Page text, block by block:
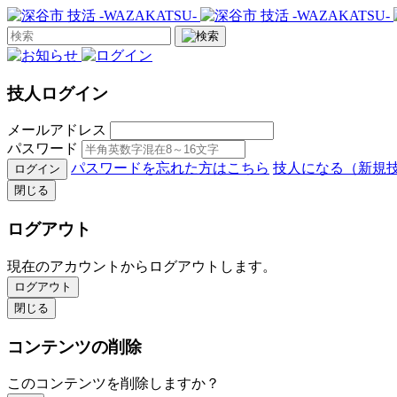
技人ログイン
メールアドレス
パスワード
ログイン パスワードを忘れた方はこちら 技人になる（新規
閉じる
ログアウト
現在のアカウントからログアウトします。
ログアウト
閉じる
コンテンツの削除
このコンテンツを削除しますか？